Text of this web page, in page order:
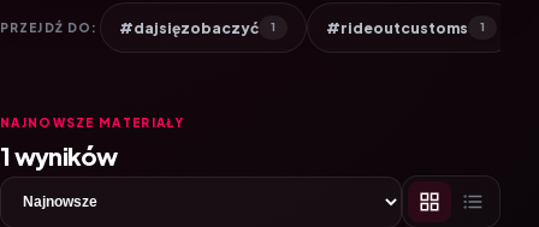
PRZEJDŹ DO: #dajsięzobaczyć 1 #rideoutcustoms 1
NAJNOWSZE MATERIAŁY
1 wyników